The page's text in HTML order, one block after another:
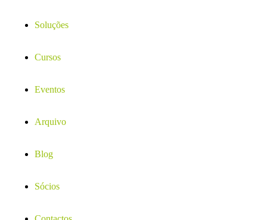
Soluções
Cursos
Eventos
Arquivo
Blog
Sócios